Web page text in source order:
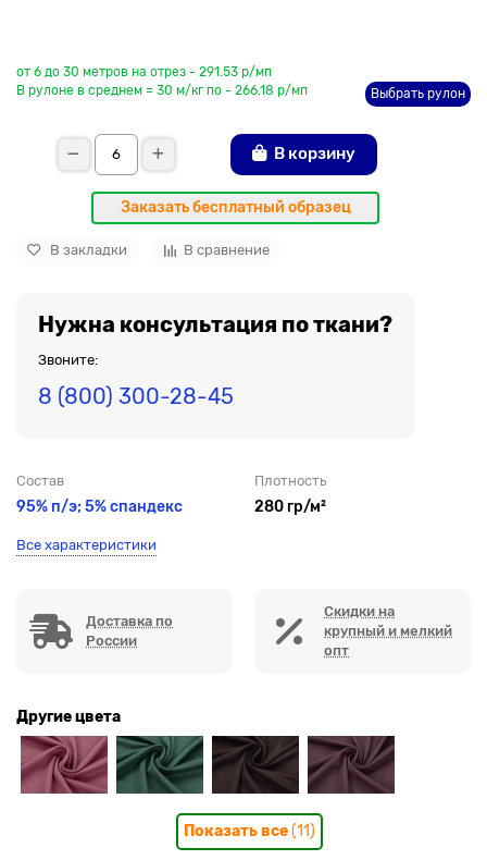
от 6 до 30 метров на отрез - 291.53 р/мп
В рулоне в среднем = 30 м/кг по - 266.18 р/мп
Выбрать рулон
В корзину
Заказать бесплатный образец
В закладки В сравнение
Нужна консультация по ткани?
Звоните:
8 (800) 300-28-45
Состав
95% п/э; 5% спандекс
Плотность
280 гр/м²
Все характеристики
Доставка по
России
Скидки на
крупный и мелкий
опт
Другие цвета
Показать все(11)